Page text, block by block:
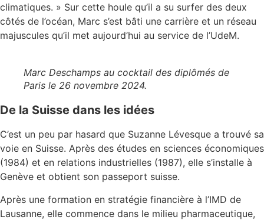
climatiques. » Sur cette houle qu’il a su surfer des deux
côtés de l’océan, Marc s’est bâti une carrière et un réseau
majuscules qu’il met aujourd’hui au service de l’UdeM.
Marc Deschamps au cocktail des diplômés de
Paris le 26 novembre 2024.
De la Suisse dans les idées
C’est un peu par hasard que Suzanne Lévesque a trouvé sa
voie en Suisse. Après des études en sciences économiques
(1984) et en relations industrielles (1987), elle s’installe à
Genève et obtient son passeport suisse.
Après une formation en stratégie financière à l’IMD de
Lausanne, elle commence dans le milieu pharmaceutique,